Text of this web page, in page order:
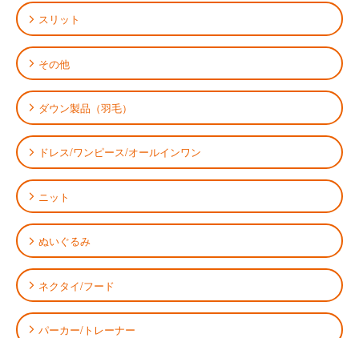
スリット
その他
ダウン製品（羽毛）
ドレス/ワンピース/オールインワン
ニット
ぬいぐるみ
ネクタイ/フード
パーカー/トレーナー